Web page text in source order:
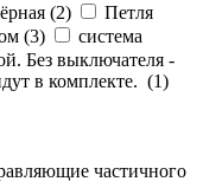
(2)
Петля
(3)
система
Без выключателя -
в комплекте. (1)
частичного